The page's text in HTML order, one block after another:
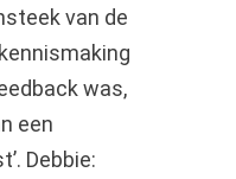
van de
was,
een
Debbie: